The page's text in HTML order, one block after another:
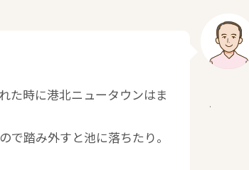
た時に港北ニュータウンはま
踏み外すと池に落ちたり。